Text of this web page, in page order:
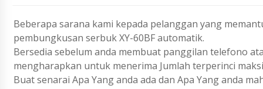
Beberapa sarana kami kepada pelanggan yang
pembungkusan serbuk XY-60BF automatik.
Bersedia sebelum anda membuat panggilan telefono
mengharapkan untuk menerima Jumlah terperinci
Buat senarai Apa Yang anda ada dan Apa Yang anda